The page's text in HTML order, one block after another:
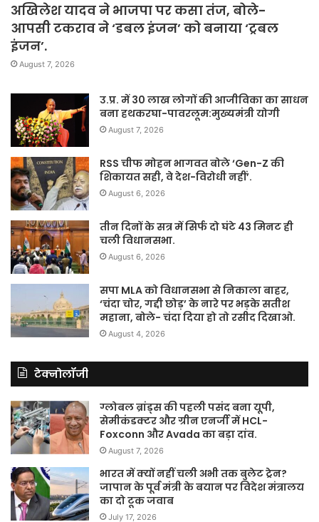
अखिलेश यादव ने भाजपा पर कसा तंज, बोले-
आपसी टकराव ने ‘डबल इंजन’ को बनाया ‘ट्रबल
इंजन’.
August 7, 2026
उ.प्र. में 30 लाख लोगों की आजीविका का साधन
बना हथकरघा-पावरलूम:मुख्यमंत्री योगी
August 7, 2026
RSS चीफ मोहन भागवत बोले ‘Gen-Z की
शिकायत सही, वे देश-विरोधी नहीं’.
August 6, 2026
तीन दिनों के सत्र में सिर्फ दो घंटे 43 मिनट ही
चली विधानसभा.
August 6, 2026
सपा MLA को विधानसभा से निकाला बाहर,
‘चंदा चोर, गद्दी छोड़’ के नारे पर भड़के सतीश
महाना, बोले- चंदा दिया हो तो रसीद दिखाओ.
August 4, 2026
टेक्नोलॉजी
ग्लोबल ब्रांड्स की पहली पसंद बना यूपी,
सेमीकंडक्टर और ग्रीन एनर्जी में HCL-
Foxconn और Avada का बड़ा दांव.
August 7, 2026
भारत में क्यों नहीं चली अभी तक बुलेट ट्रेन?
जापान के पूर्व मंत्री के बयान पर विदेश मंत्रालय
का दो टूक जवाब
July 17, 2026